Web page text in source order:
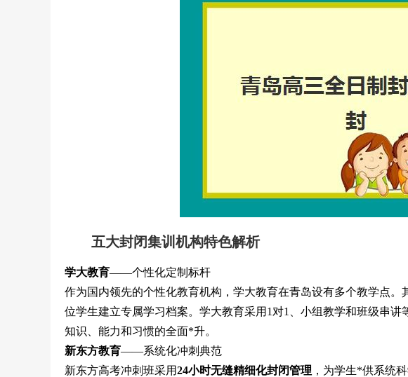
五大封闭集训机构特色解析
学大教育——个性化定制标杆
作为国内领先的个性化教育机构，学大教育在青岛设有多个教学点。
位学生建立专属学习档案。学大教育采用1对1、小组教学和班级串
知识、能力和习惯的全面*升。
新东方教育——系统化冲刺典范
新东方高考冲刺班采用24小时无缝精细化封闭管理 ，为学生*供系统